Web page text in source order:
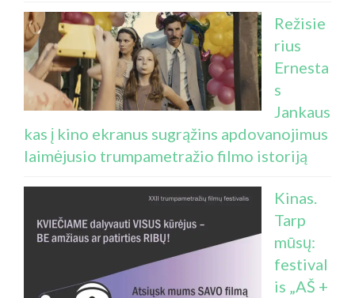
Režisie
rius
Ernesta
s
Jankaus
kas į kino ekranus sugrąžins apdovanojimus
laimėjusio trumpametražio filmo istoriją
Kinas.
Tarp
mūsų:
festival
is „AŠ +